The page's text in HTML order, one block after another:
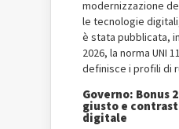
modernizzazione
le tecnologie
è stata pubblicata,
2026, la norma UNI
definisce i profili di
Governo: Bonus
giusto e
digitale